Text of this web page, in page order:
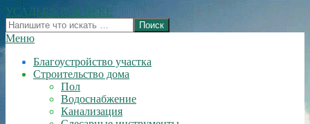
Перейти
к
содержимому
УСАДЬБА В 21 ВЕКЕ
Поиск
Вторичное
меню
навигации
Меню
Благоустройство участка
Строительство дома
Пол
Водоснабжение
Канализация